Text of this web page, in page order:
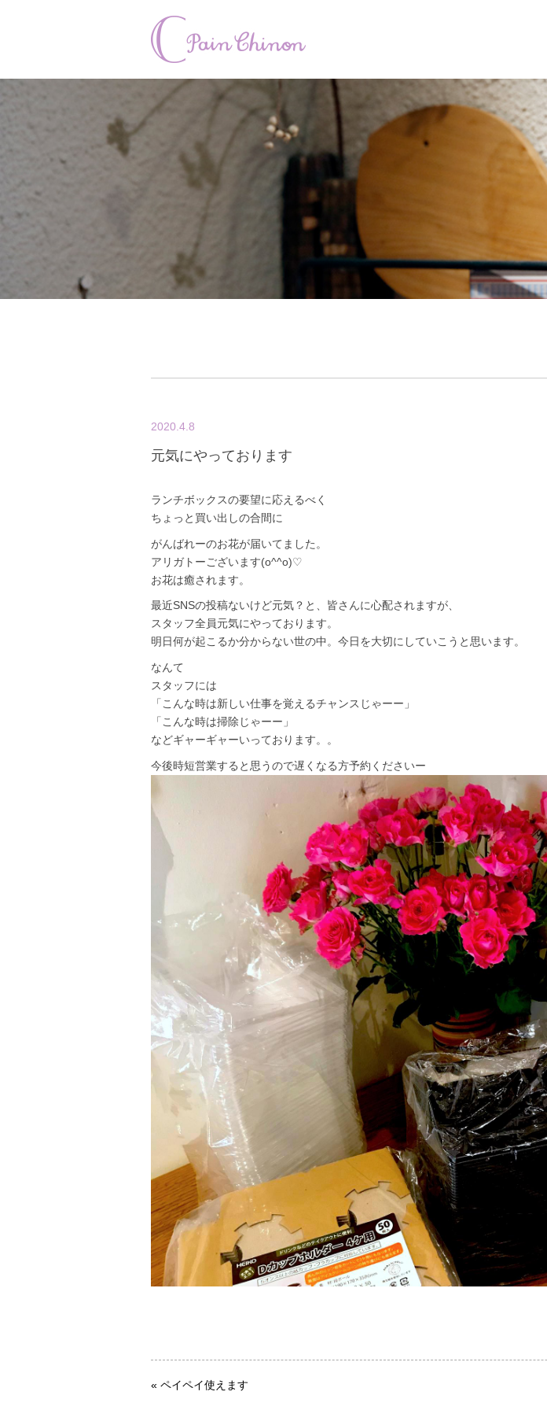
2020.4.8
元気にやっております
ランチボックスの要望に応えるべく
ちょっと買い出しの合間に
がんばれーのお花が届いてました。
アリガトーございます(o^^o)♡
お花は癒されます。
最近SNSの投稿ないけど元気？と、皆さんに心配されますが、
スタッフ全員元気にやっております。
明日何が起こるか分からない世の中。今日を大切にしていこうと思います。
なんて
スタッフには
「こんな時は新しい仕事を覚えるチャンスじゃーー」
「こんな時は掃除じゃーー」
などギャーギャーいっております。。
今後時短営業すると思うので遅くなる方予約くださいー
« ペイペイ使えます